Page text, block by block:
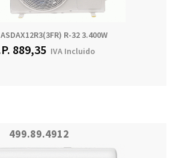
R-32 3.400W
889,35 IVA Incluido
499.89.4912